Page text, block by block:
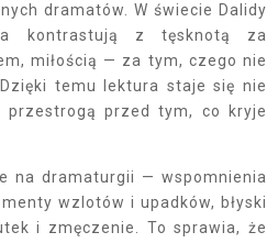
dramatów. W świecie Dalidy
kontrastują z tęsknotą za
miłością — za tym, czego nie
temu lektura staje się nie
przestrogą przed tym, co kryje
na dramaturgii — wspomnienia
wzlotów i upadków, błyski
i zmęczenie. To sprawia, że